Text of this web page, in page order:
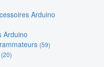
Arduino
Arduino
(59)
(20)